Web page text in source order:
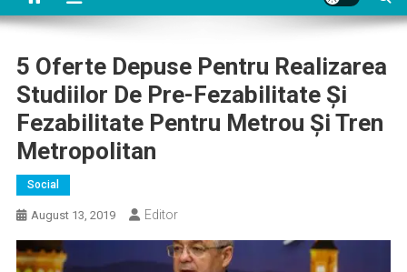
5 Oferte Depuse Pentru Realizarea
Studiilor De Pre-Fezabilitate Și
Fezabilitate Pentru Metrou Și Tren
Metropolitan
Social
August 13, 2019 Editor